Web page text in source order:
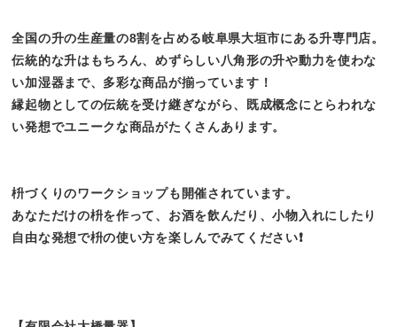
全国の升の生産量の8割を占める岐阜県大垣市にある升専門店。
伝統的な升はもちろん、めずらしい八角形の升や動力を使わな
い加湿器まで、多彩な商品が揃っています！
縁起物としての伝統を受け継ぎながら、既成概念にとらわれな
い発想でユニークな商品がたくさんあります。
枡づくりのワークショップも開催されています。
あなただけの枡を作って、お酒を飲んだり、小物入れにしたり
自由な発想で枡の使い方を楽しんでみてください❗